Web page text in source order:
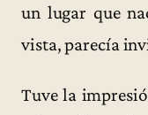
un lugar que
vista, parecía
Tuve la